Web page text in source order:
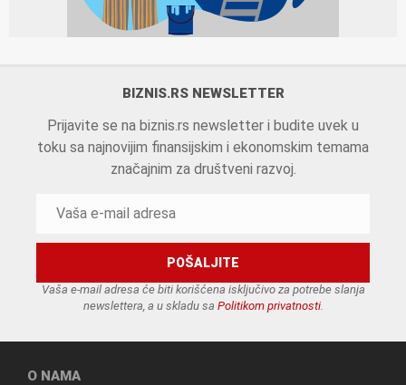
BIZNIS.RS NEWSLETTER
Prijavite se na biznis.rs newsletter i budite uvek u
toku sa najnovijim finansijskim i ekonomskim temama
značajnim za društveni razvoj.
Vaša e-mail adresa će biti korišćena isključivo za potrebe slanja
newslettera, a u skladu sa Politikom privatnosti.
O NAMA